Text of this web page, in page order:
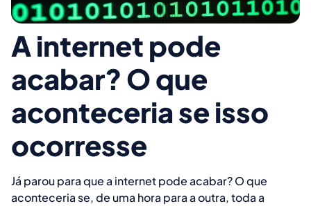
A internet pode
acabar? O que
aconteceria se isso
ocorresse
Já parou para que a internet pode acabar? O que
aconteceria se, de uma hora para a outra, toda a